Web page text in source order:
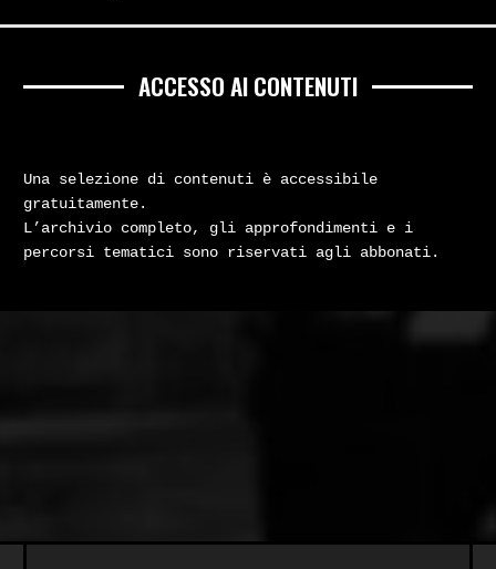
ACCESSO AI CONTENUTI
Una selezione di contenuti è accessibile
gratuitamente.
L’archivio completo, gli approfondimenti e i
percorsi tematici sono riservati agli abbonati.